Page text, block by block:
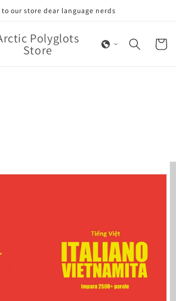
to our store dear language nerds
Polyglots
Store Cart